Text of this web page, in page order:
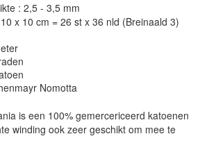
: 2,5 - 3,5 mm
x 10 cm = 26 st x 36 nld (Breinaald 3)
Nomotta
is een 100% gemercericeerd katoenen
winding ook zeer geschikt om mee te